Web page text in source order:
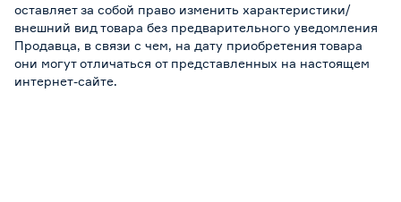
оставляет за собой право изменить характеристики/
внешний вид товара без предварительного уведомления
Продавца, в связи с чем, на дату приобретения товара
они могут отличаться от представленных на настоящем
интернет-сайте.